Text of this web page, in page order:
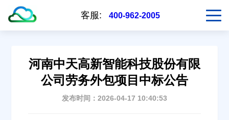
客服: 400-962-2005
河南中天高新智能科技股份有限
公司劳务外包项目中标公告
发布时间：2026-04-17 10:40:53